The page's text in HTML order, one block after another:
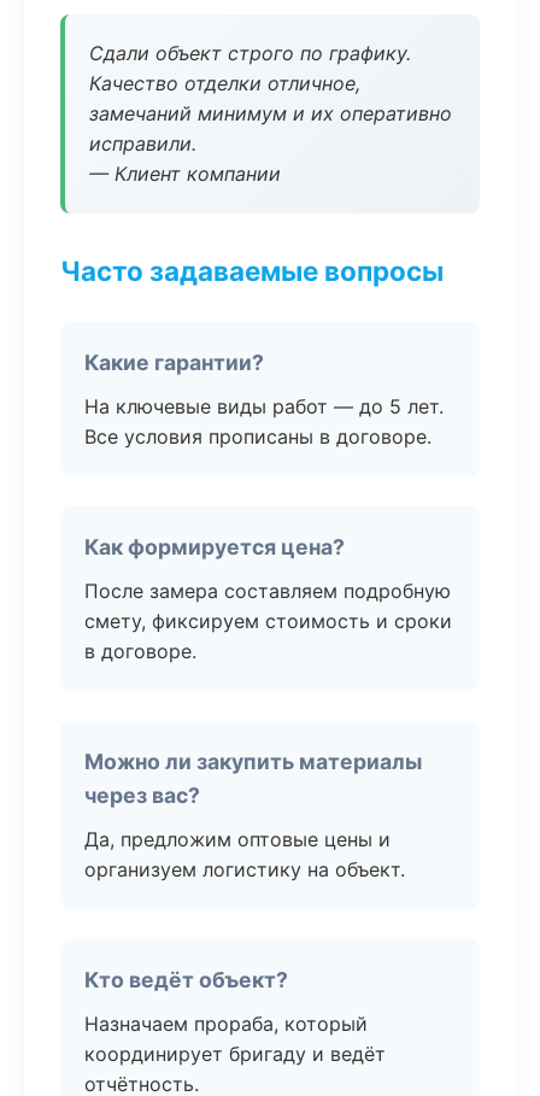
Сдали объект строго по графику.
Качество отделки отличное,
замечаний минимум и их оперативно
исправили.
— Клиент компании
Часто задаваемые вопросы
Какие гарантии?
На ключевые виды работ — до 5 лет.
Все условия прописаны в договоре.
Как формируется цена?
После замера составляем подробную
смету, фиксируем стоимость и сроки
в договоре.
Можно ли закупить материалы
через вас?
Да, предложим оптовые цены и
организуем логистику на объект.
Кто ведёт объект?
Назначаем прораба, который
координирует бригаду и ведёт
отчётность.